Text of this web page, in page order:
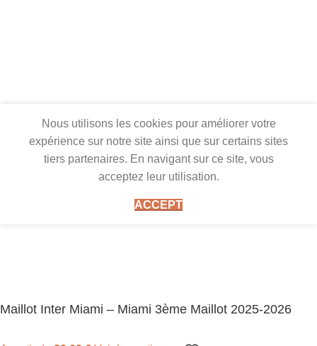
Nous utilisons les cookies pour améliorer votre
expérience sur notre site ainsi que sur certains sites
tiers partenaires. En navigant sur ce site, vous
acceptez leur utilisation.
ACCEPT
Maillot Inter Miami – Miami 3ème Maillot 2025-2026